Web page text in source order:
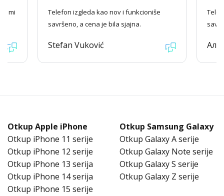
mi
Telefon izgleda kao nov i funkcioniše
savršeno, a cena je bila sjajna.
Stefan Vuković
Otkup Apple iPhone
Otkup iPhone 11 serije
Otkup iPhone 12 serije
Otkup iPhone 13 serija
Otkup iPhone 14 serija
Otkup iPhone 15 serije
Otkup Samsung Galaxy
Otkup Galaxy A serije
Otkup Galaxy Note serije
Otkup Galaxy S serije
Otkup Galaxy Z serije